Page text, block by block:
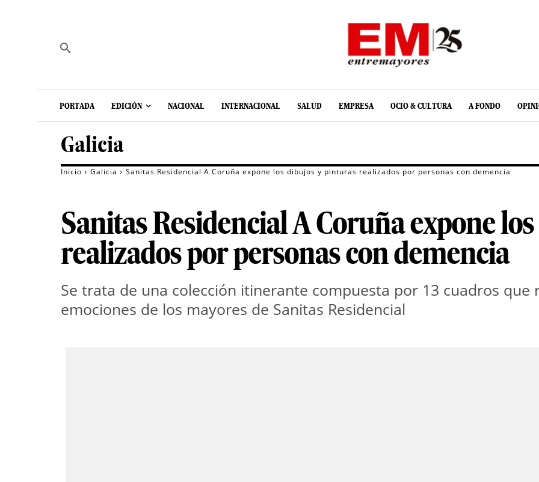
PORTADA EDICIÓN NACIONAL INTERNACIONAL SALUD EMPRESA OCIO & CULTURA A FONDO
Galicia
Inicio Galicia Sanitas Residencial A Coruña expone los dibujos y pinturas realizados por personas con demencia
Sanitas Residencial A Coruña expone
realizados por personas con demencia
Se trata de una colección itinerante compuesta por 13 cuadros
emociones de los mayores de Sanitas Residencial